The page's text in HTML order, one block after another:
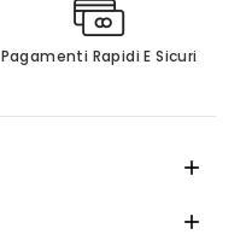
Pagamenti Rapidi E Sicuri

